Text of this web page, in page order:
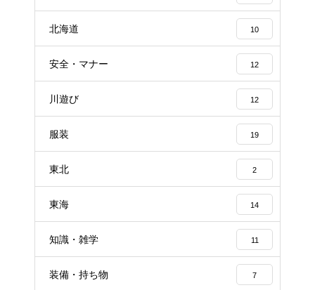
北海道 10
安全・マナー 12
川遊び 12
服装 19
東北 2
東海 14
知識・雑学 11
装備・持ち物 7